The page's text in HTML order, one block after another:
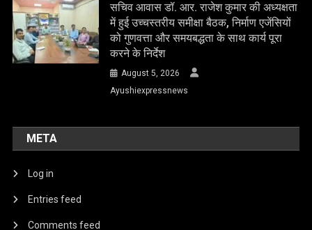
सचिव आवास डॉ. आर. राजेश कुमार की अध्यक्षता
में हुई उच्चस्तरीय समीक्षा बैठक, निर्माण एजेंसियों
को गुणवत्ता और समयबद्धता के साथ कार्य पूरा
करने के निर्देश
August 5, 2026
Ayushiexpressnews
META
Log in
Entries feed
Comments feed